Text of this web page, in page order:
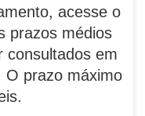
acesse o
prazos médios
consultados em
O prazo máximo